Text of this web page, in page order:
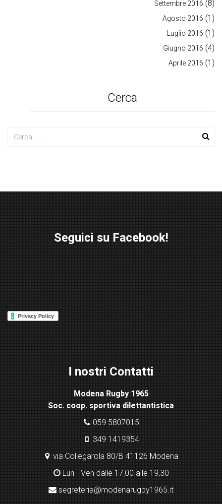
Settembre 2016 (8)
Agosto 2016 (1)
Luglio 2016 (1)
Giugno 2016 (4)
Aprile 2016 (1)
Cerca
Seguici su Facebook!
I nostri Contatti
Modena Rugby 1965
Soc. coop. sportiva dilettantistica
059 5807015
349 1419354
via Collegarola 80/B 41126 Modena
Lun - Ven dalle 17,00 alle 19,30
segreteria@modenarugby1965.it